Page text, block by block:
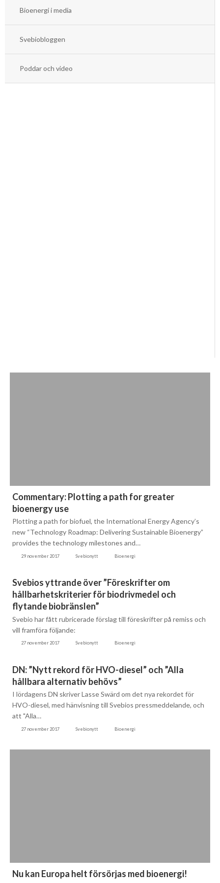
Januari
Februari
Januari
Bioenergi i media
Svebiobloggen
Poddar och video
29 november 2017 Svebionytt Bioenergi
Commentary: Plotting a path for greater
bioenergy use
Plotting a path for biofuel, the International Energy Agency’s
new “Technology Roadmap: Delivering Sustainable Bioenergy”
provides the technology milestones and…
27 november 2017 Svebionytt Bioenergi
Svebios yttrande över ”Föreskrifter om
hållbarhetskriterier för biodrivmedel och
flytande biobränslen”
Svebio har fått rubricerade förslag till föreskrifter på remiss och
vill framföra följande:
27 november 2017 Svebionytt Bioenergi
DN: ”Nytt rekord för HVO-diesel” och ”Alla
hållbara alternativ behövs”
I lördagens DN skriver Lasse Swärd om det nya rekordet för
HVO-diesel, med hänvisning till Svebios pressmeddelande, och
att "Alla…
Nu kan Europa helt försörjas med bioenergi!